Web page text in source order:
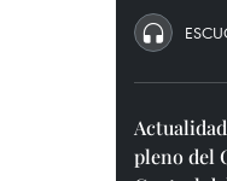
pleno del